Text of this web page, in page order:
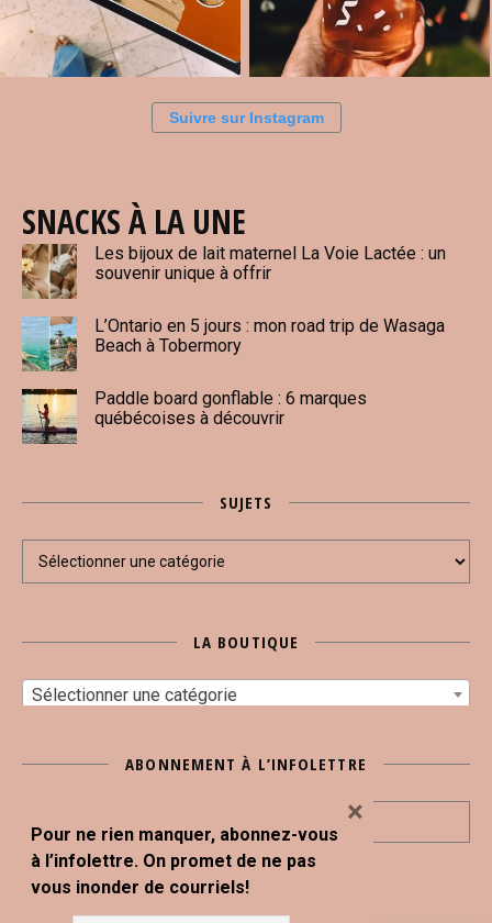
Suivre sur Instagram
SNACKS À LA UNE
Les bijoux de lait maternel La Voie Lactée : un
souvenir unique à offrir
L’Ontario en 5 jours : mon road trip de Wasaga
Beach à Tobermory
Paddle board gonflable : 6 marques
québécoises à découvrir
SUJETS
Sujets
LA BOUTIQUE
Sélectionner une catégorie
ABONNEMENT À L’INFOLETTRE
Pour ne rien manquer, abonnez-vous
à l’infolettre. On promet de ne pas
vous inonder de courriels!
×